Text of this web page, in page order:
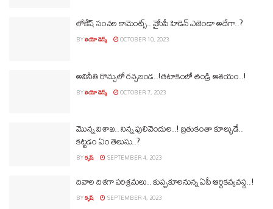
లోకేష్ సంచల కామెంట్స్.. వైసీపీ హిడెన్ ఎజెండా అదేగా..?
BYలియో డెస్క్ OCTOBER 10, 2023
అవినీతి రొచ్చులో రచ్చబండ..!తటాకంలో తండ్రి ఆశయం..!
BYలియో డెస్క్ OCTOBER 7, 2023
మొన్న విశాఖ.. నిన్న పులివెందుల..! బ్రతుకంతా కూల్చుడే..
కట్టడం ఏం తెలుసు..?
BYకృష్ SEPTEMBER 4, 2023
దివాల దిశగా పరిశ్రమలు.. కుప్పకూలనున్న ఏపీ ఆర్ధికవ్యవస్థ..!
BYకృష్ SEPTEMBER 4, 2023